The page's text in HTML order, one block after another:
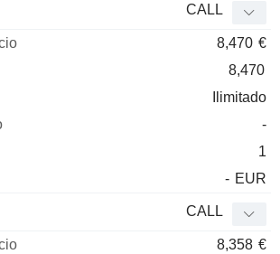
CALL
8,470 €
8,470
Ilimitado
-
1
- EUR
CALL
8,358 €